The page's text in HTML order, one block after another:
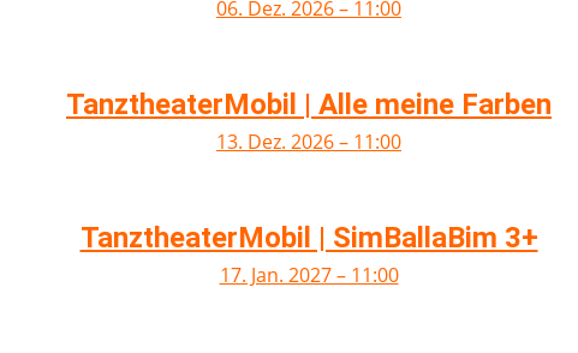
06. Dez. 2026 – 11:00
TanztheaterMobil | Alle meine Farben
13. Dez. 2026 – 11:00
TanztheaterMobil | SimBallaBim 3+
17. Jan. 2027 – 11:00